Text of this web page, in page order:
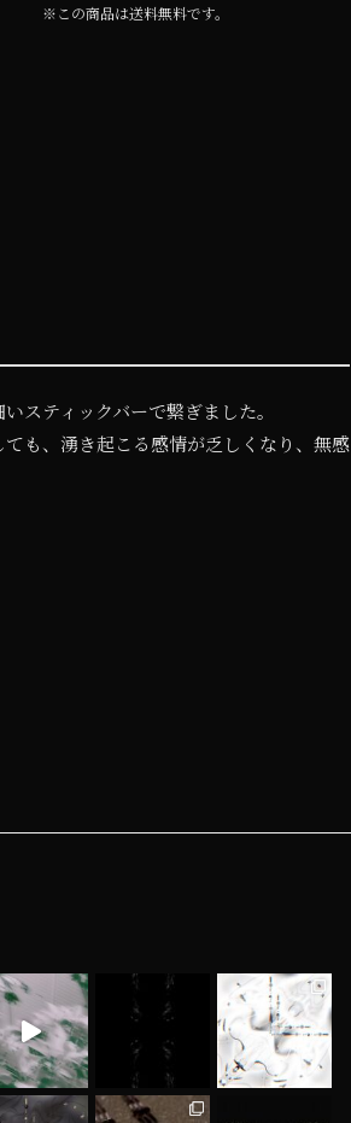
※この商品は送料無料です。
スティックバーで繋ぎました。
も、湧き起こる感情が乏しくなり、無感